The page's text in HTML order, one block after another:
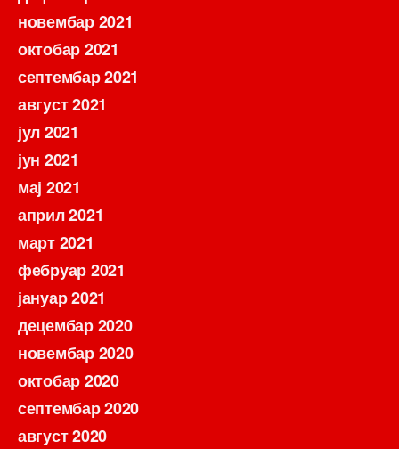
новембар 2021
октобар 2021
септембар 2021
август 2021
јул 2021
јун 2021
мај 2021
април 2021
март 2021
фебруар 2021
јануар 2021
децембар 2020
новембар 2020
октобар 2020
септембар 2020
август 2020